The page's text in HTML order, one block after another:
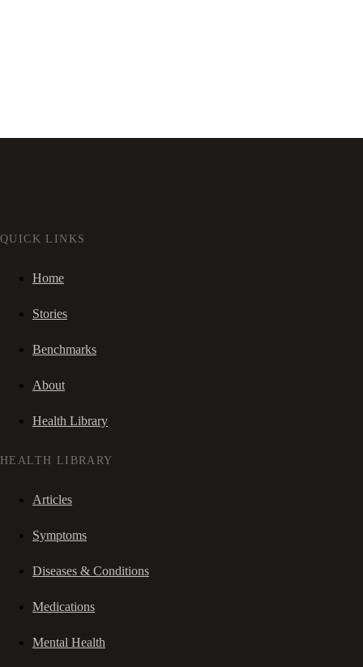
QUICK LINKS
Home
Stories
Benchmarks
About
Health Library
HEALTH LIBRARY
Articles
Symptoms
Diseases & Conditions
Medications
Mental Health